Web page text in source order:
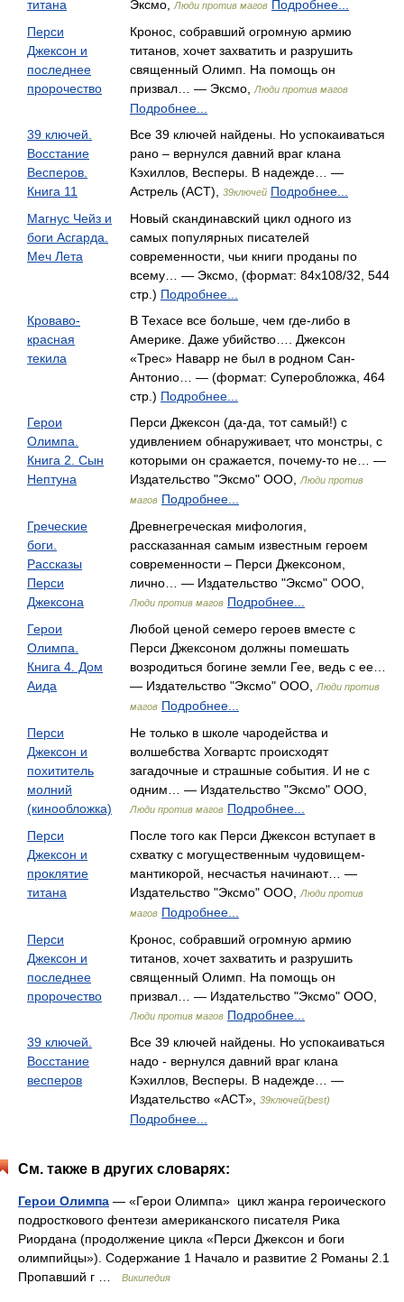
титана
Эксмо,
Люди против магов Подробнее...
Перси
Джексон и
последнее
пророчество
Кронос, собравший огромную армию
титанов, хочет захватить и разрушить
священный Олимп. На помощь он
призвал… — Эксмо,
Люди против магов
Подробнее...
39 ключей.
Восстание
Весперов.
Книга 11
Все 39 ключей найдены. Но успокаиваться
рано – вернулся давний враг клана
Кэхиллов, Весперы. В надежде… —
Астрель (АСТ),
39ключей Подробнее...
Магнус Чейз и
боги Асгарда.
Меч Лета
Новый скандинавский цикл одного из
самых популярных писателей
современности, чьи книги проданы по
всему… — Эксмо, (формат: 84x108/32, 544
стр.) Подробнее...
Кроваво-
красная
текила
В Техасе все больше, чем где-либо в
Америке. Даже убийство…. Джексон
«Трес» Наварр не был в родном Сан-
Антонио… — (формат: Суперобложка, 464
стр.) Подробнее...
Герои
Олимпа.
Книга 2. Сын
Нептуна
Перси Джексон (да-да, тот самый!) с
удивлением обнаруживает, что монстры, с
которыми он сражается, почему-то не… —
Издательство "Эксмо" ООО,
Люди против
магов Подробнее...
Греческие
боги.
Рассказы
Перси
Джексона
Древнегреческая мифология,
рассказанная самым известным героем
современности – Перси Джексоном,
лично… — Издательство "Эксмо" ООО,
Люди против магов Подробнее...
Герои
Олимпа.
Книга 4. Дом
Аида
Любой ценой семеро героев вместе с
Перси Джексоном должны помешать
возродиться богине земли Гее, ведь с ее…
— Издательство "Эксмо" ООО,
Люди против
магов Подробнее...
Перси
Джексон и
похититель
молний
(кинообложка)
Не только в школе чародейства и
волшебства Хогвартс происходят
загадочные и страшные события. И не с
одним… — Издательство "Эксмо" ООО,
Люди против магов Подробнее...
Перси
Джексон и
проклятие
титана
После того как Перси Джексон вступает в
схватку с могущественным чудовищем-
мантикорой, несчастья начинают… —
Издательство "Эксмо" ООО,
Люди против
магов Подробнее...
Перси
Джексон и
последнее
пророчество
Кронос, собравший огромную армию
титанов, хочет захватить и разрушить
священный Олимп. На помощь он
призвал… — Издательство "Эксмо" ООО,
Люди против магов Подробнее...
39 ключей.
Восстание
весперов
Все 39 ключей найдены. Но успокаиваться
надо - вернулся давний враг клана
Кэхиллов, Весперы. В надежде… —
Издательство «АСТ»,
39ключей(best)
Подробнее...
См. также в других словарях:
Герои Олимпа — «Герои Олимпа» цикл жанра героического
подросткового фентези американского писателя Рика
Риордана (продолжение цикла «Перси Джексон и боги
олимпийцы»). Содержание 1 Начало и развитие 2 Романы 2.1
Пропавший г …
Википедия